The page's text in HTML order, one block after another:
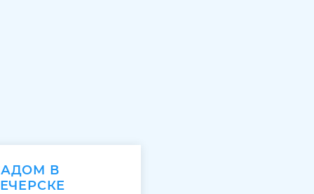
В